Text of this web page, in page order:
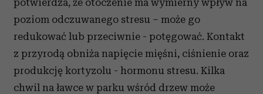
poziom odczuwanego stresu – może go
redukować lub przeciwnie - potęgować. Kontakt
z przyrodą obniża napięcie mięśni, ciśnienie oraz
produkcję kortyzolu - hormonu stresu. Kilka
chwil na ławce w parku wśród drzew może